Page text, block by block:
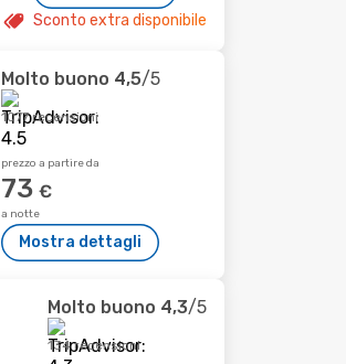
Sconto extra disponibile
Molto buono 4,5/5
1077 recensioni
prezzo a partire da
73 €
a notte
Mostra dettagli
Molto buono 4,3/5
134 recensioni